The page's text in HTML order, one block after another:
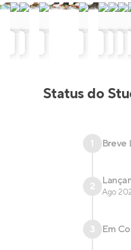
rentabilidade para
Status do
1 Breve
2 Ago
3 Em